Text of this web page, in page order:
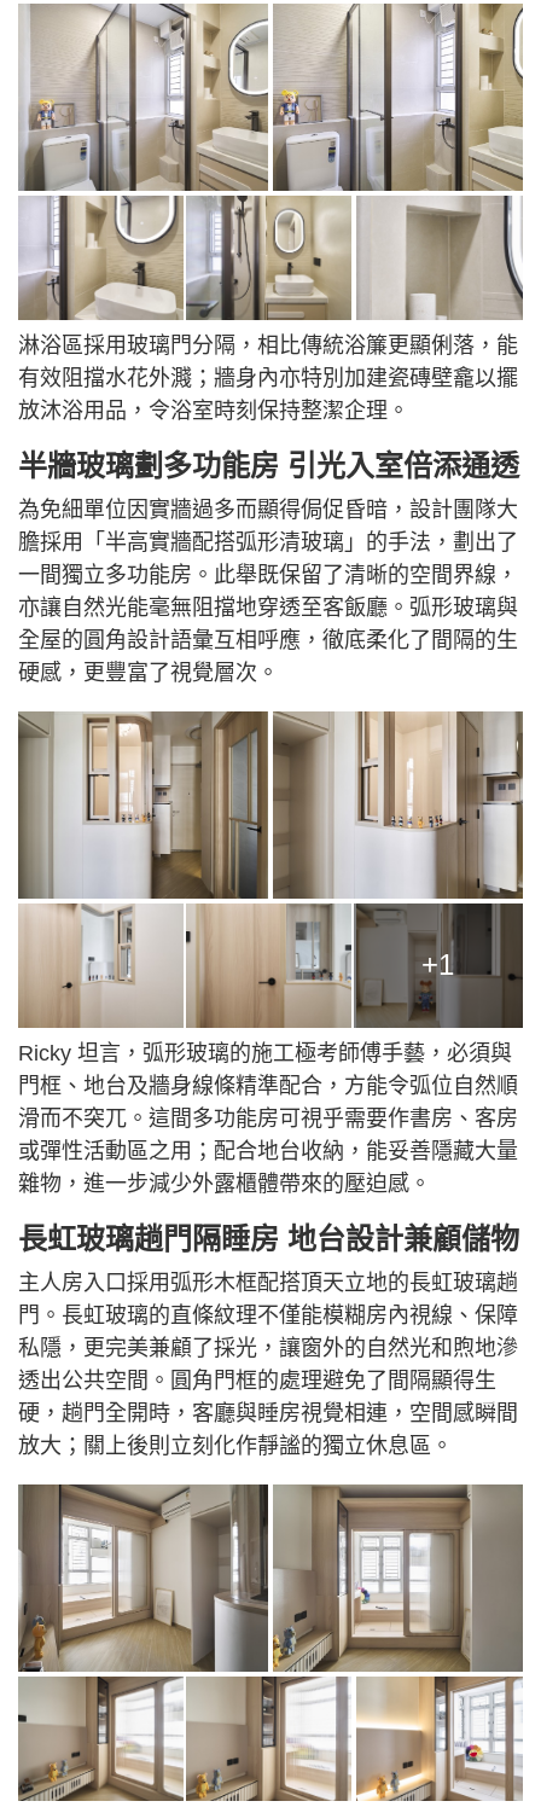
淋浴區採用玻璃門分隔，相比傳統浴簾更顯俐落，能
有效阻擋水花外濺；牆身內亦特別加建瓷磚壁龕以擺
放沐浴用品，令浴室時刻保持整潔企理。
半牆玻璃劃多功能房 引光入室倍添通透
為免細單位因實牆過多而顯得侷促昏暗，設計團隊大
膽採用「半高實牆配搭弧形清玻璃」的手法，劃出了
一間獨立多功能房。此舉既保留了清晰的空間界線，
亦讓自然光能毫無阻擋地穿透至客飯廳。弧形玻璃與
全屋的圓角設計語彙互相呼應，徹底柔化了間隔的生
硬感，更豐富了視覺層次。
+1
Ricky 坦言，弧形玻璃的施工極考師傅手藝，必須與
門框、地台及牆身線條精準配合，方能令弧位自然順
滑而不突兀。這間多功能房可視乎需要作書房、客房
或彈性活動區之用；配合地台收納，能妥善隱藏大量
雜物，進一步減少外露櫃體帶來的壓迫感。
長虹玻璃趟門隔睡房 地台設計兼顧儲物
主人房入口採用弧形木框配搭頂天立地的長虹玻璃趟
門。長虹玻璃的直條紋理不僅能模糊房內視線、保障
私隱，更完美兼顧了採光，讓窗外的自然光和煦地滲
透出公共空間。圓角門框的處理避免了間隔顯得生
硬，趟門全開時，客廳與睡房視覺相連，空間感瞬間
放大；關上後則立刻化作靜謐的獨立休息區。